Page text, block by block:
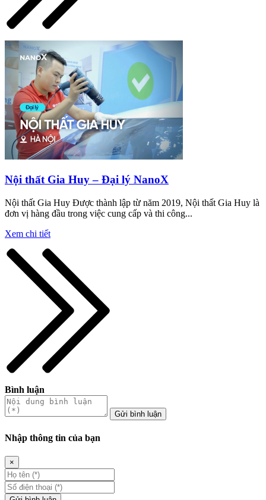
Nội thất Gia Huy – Đại lý NanoX
Nội thất Gia Huy Được thành lập từ năm 2019, Nội thất Gia Huy là
đơn vị hàng đầu trong việc cung cấp và thi công...
Xem chi tiết
Bình luận
Gửi bình luận
Nhập thông tin của bạn
×